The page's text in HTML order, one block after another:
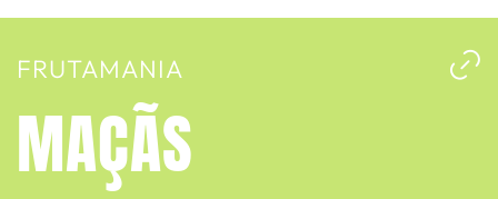
FRUTAMANIA
MAÇÃS